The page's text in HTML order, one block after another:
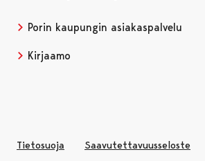
Porin kaupungin asiakaspalvelu
Kirjaamo
Tietosuoja Saavutettavuusseloste